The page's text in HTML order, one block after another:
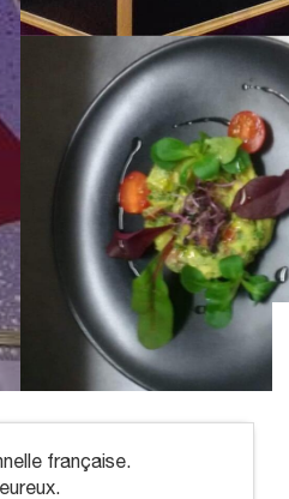
française.